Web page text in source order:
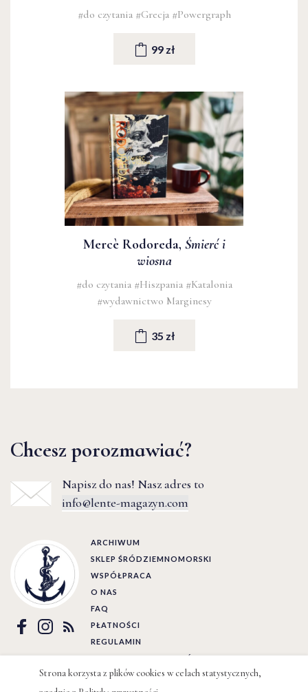
#do czytania #Grecja #Powergraph
99 zł
Mercè Rodoreda, Śmierć i
wiosna
#do czytania #Hiszpania #Katalonia
#wydawnictwo Marginesy
35 zł
Chcesz porozmawiać?
Napisz do nas! Nasz adres to
info@lente-magazyn.com
ARCHIWUM
SKLEP ŚRÓDZIEMNOMORSKI
WSPÓŁPRACA
O NAS
FAQ
PŁATNOŚCI
REGULAMIN
POLITYKA PRYWATNOŚCI
Strona korzysta z plików cookies w celach statystycznych,